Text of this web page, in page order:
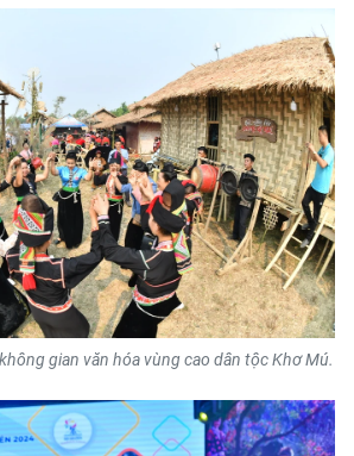
- Công nghệ
gian văn hóa vùng cao dân tộc Khơ Mú.